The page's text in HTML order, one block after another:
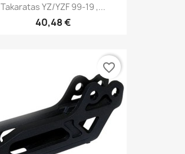
Takaratas YZ/YZF 99-19 ,...
40,48 €
favorite_border